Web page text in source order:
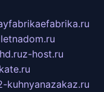
z-host.ru
kuhnyanazakaz.ru